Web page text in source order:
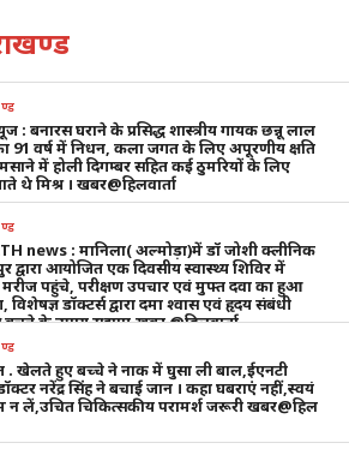
: बनारस घराने के प्रसिद्ध शास्त्रीय गायक छन्नू लाल
91 वर्ष में निधन, कला जगत के लिए अपूरणीय क्षति
में होली दिगम्बर सहित कई ठुमरियों के लिए
थे मिश्र । खबर@हिलवार्ता
news : मानिला( अल्मोड़ा)में डॉ जोशी क्लीनिक
द्वारा आयोजित एक दिवसीय स्वास्थ्य शिविर में
पहुंचे, परीक्षण उपचार एवं मुफ्त दवा का हुआ
विशेषज्ञ डॉक्टर्स द्वारा दमा श्वास एवं हृदय संबंधी
बचने के उपाय सुझाए,खबर @हिलवार्ता
. खेलते हुए बच्चे ने नाक में घुसा ली बाल,ईएनटी
नरेंद्र सिंह ने बचाई जान । कहा घबराएं नहीं,स्वयं
न लें,उचित चिकित्सकीय परामर्श जरूरी खबर@हिल